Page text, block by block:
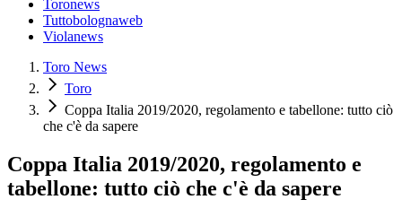
Toronews
Tuttobolognaweb
Violanews
Toro News
Toro
Coppa Italia 2019/2020, regolamento e tabellone: tutto ciò
che c'è da sapere
Coppa Italia 2019/2020, regolamento e
tabellone: tutto ciò che c'è da sapere